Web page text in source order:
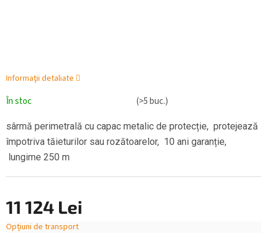
11 124 Lei
Evaluare
În stoc (>5 buc.)
Opțiuni de transport
sârmă perimetrală cu capac metalic de protecție, protejează
împotriva tăieturilor sau rozătoarelor, 10 ani garanție,
lungime 250 m
Informaţii detaliate